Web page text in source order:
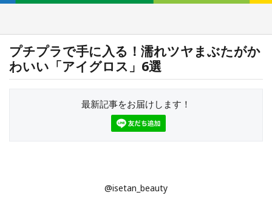
プチプラで手に入る！濡れツヤまぶたがか
わいい「アイグロス」6選
最新記事をお届けします！
@isetan_beauty